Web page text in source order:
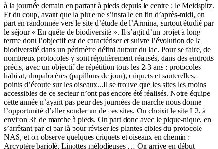
à la journée demain en partant à pieds depuis le centre : le Meidspitz.
Et du coup, avant que la pluie ne s’installe en fin d’après-midi, on
part en randonnée vers le site d’étude de l’Armina, surtout étudié par
le séjour « En quête de biodiversité ». Il s’agit d’un projet à long
terme dont l’objectif est de caractériser et suivre l’évolution de la
biodiversité dans un périmètre défini autour du lac. Pour se faire, de
nombreux protocoles y sont régulièrement réalisés, dans des endroits
précis, avec un objectif de répétition tous les 2-3 ans : protocoles
habitat, rhopalocères (papillons de jour), criquets et sauterelles,
points d’écoute sur les oiseaux...Il se trouve que les sites les moins
accessibles de ce secteur n’ont pas encore été réalisés. Notre équipe
cette année n’ayant pas peur des journées de marche nous donne
l’opportunité d’aller sonder un de ces sites. On choisit le site L2, à
environ 3h de marche à pieds. On part donc avec le pique-nique, en
s’arrêtant par ci par là pour réviser les plantes cibles du protocole
NAS, et on observe quelques criquets et oiseaux en chemin :
Arcyptère bariolé, Linottes mélodieuses … On arrive en début